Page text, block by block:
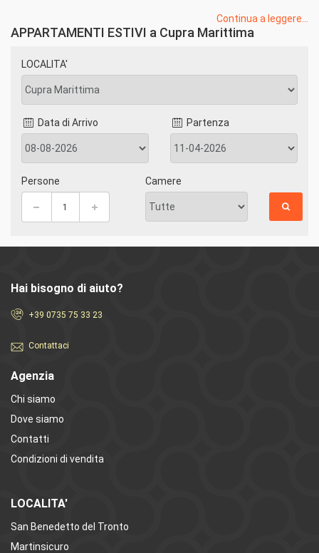
Continua a leggere...
APPARTAMENTI ESTIVI a Cupra Marittima
LOCALITA'
Data di Arrivo Partenza
Persone Camere
Hai bisogno di aiuto?
+39 0735 75 33 23
Contattaci
Agenzia
Chi siamo
Dove siamo
Contatti
Condizioni di vendita
LOCALITA'
San Benedetto del Tronto
Martinsicuro